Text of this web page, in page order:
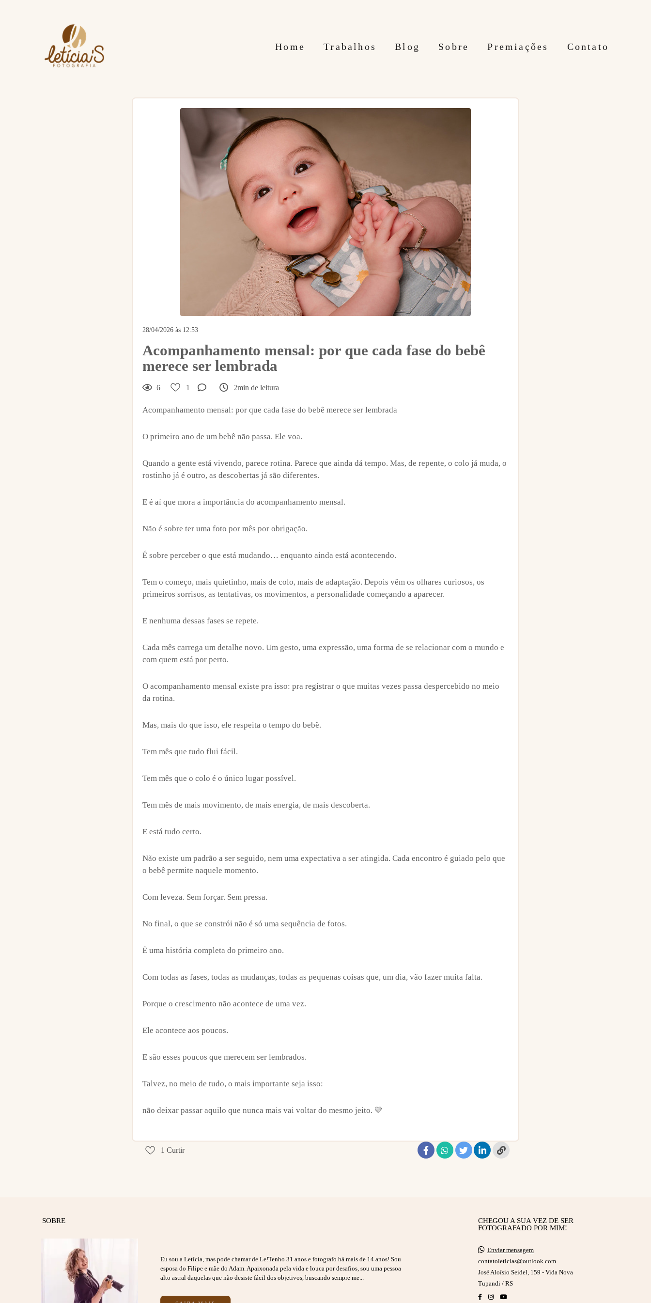
Home Trabalhos Blog Sobre Premiações Contato
28/04/2026 às 12:53
Acompanhamento mensal: por que cada fase do bebê
merece ser lembrada
6 1 2min de leitura
Acompanhamento mensal: por que cada fase do bebê merece ser lembrada
O primeiro ano de um bebê não passa. Ele voa.
Quando a gente está vivendo, parece rotina. Parece que ainda dá tempo. Mas, de repente, o colo já muda, o
rostinho já é outro, as descobertas já são diferentes.
E é aí que mora a importância do acompanhamento mensal.
Não é sobre ter uma foto por mês por obrigação.
É sobre perceber o que está mudando… enquanto ainda está acontecendo.
Tem o começo, mais quietinho, mais de colo, mais de adaptação. Depois vêm os olhares curiosos, os
primeiros sorrisos, as tentativas, os movimentos, a personalidade começando a aparecer.
E nenhuma dessas fases se repete.
Cada mês carrega um detalhe novo. Um gesto, uma expressão, uma forma de se relacionar com o mundo e
com quem está por perto.
O acompanhamento mensal existe pra isso: pra registrar o que muitas vezes passa despercebido no meio
da rotina.
Mas, mais do que isso, ele respeita o tempo do bebê.
Tem mês que tudo flui fácil.
Tem mês que o colo é o único lugar possível.
Tem mês de mais movimento, de mais energia, de mais descoberta.
E está tudo certo.
Não existe um padrão a ser seguido, nem uma expectativa a ser atingida. Cada encontro é guiado pelo que
o bebê permite naquele momento.
Com leveza. Sem forçar. Sem pressa.
No final, o que se constrói não é só uma sequência de fotos.
É uma história completa do primeiro ano.
Com todas as fases, todas as mudanças, todas as pequenas coisas que, um dia, vão fazer muita falta.
Porque o crescimento não acontece de uma vez.
Ele acontece aos poucos.
E são esses poucos que merecem ser lembrados.
Talvez, no meio de tudo, o mais importante seja isso:
não deixar passar aquilo que nunca mais vai voltar do mesmo jeito. 💛
1 Curtir
SOBRE
Eu sou a Letícia, mas pode chamar de Le!Tenho 31 anos e fotografo há mais de 14 anos! Sou
esposa do Filipe e mãe do Adam. Apaixonada pela vida e louca por desafios, sou uma pessoa
alto astral daquelas que não desiste fácil dos objetivos, buscando sempre me...
CHEGOU A SUA VEZ DE SER
FOTOGRAFADO POR MIM!
Enviar mensagem
contatoleticias@outlook.com
José Aloísio Seidel, 159 - Vida Nova
Tupandi / RS